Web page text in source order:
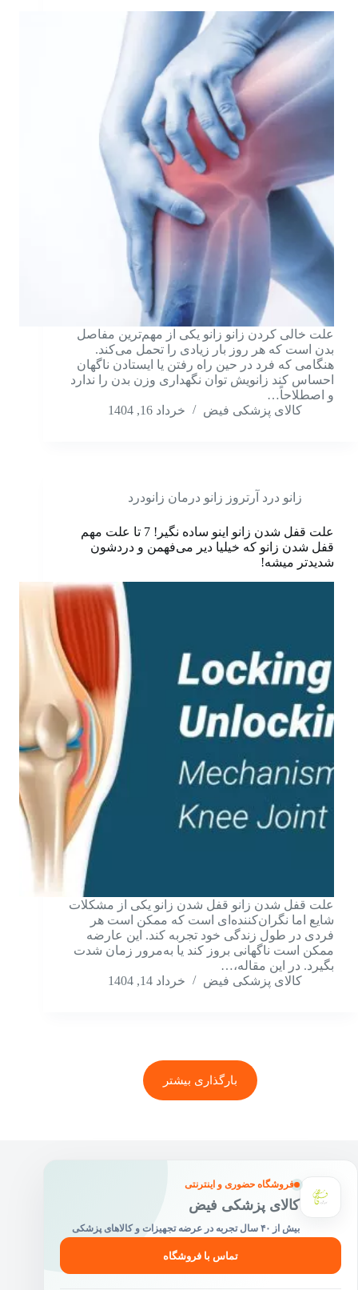
علت خالی کردن زانو زانو یکی از مهم‌ترین مفاصل
بدن است که هر روز بار زیادی را تحمل می‌کند.
هنگامی که فرد در حین راه رفتن یا ایستادن ناگهان
احساس کند زانویش توان نگهداری وزن بدن را ندارد
و اصطلاحاً…
کالای پزشکی فیض
خرداد 16, 1404
زانو درد آرتروز زانو درمان زانودرد
علت قفل شدن زانو اینو ساده نگیر! 7 تا علت مهم
قفل شدن زانو که خیلیا دیر می‌فهمن و دردشون
شدیدتر میشه!
علت قفل شدن زانو قفل شدن زانو یکی از مشکلات
شایع اما نگران‌کننده‌ای است که ممکن است هر
فردی در طول زندگی خود تجربه کند. این عارضه
ممکن است ناگهانی بروز کند یا به‌مرور زمان شدت
بگیرد. در این مقاله،…
کالای پزشکی فیض
خرداد 14, 1404
بارگذاری بیشتر
فروشگاه حضوری و اینترنتی
کالای پزشکی فیض
بیش از ۴۰ سال تجربه در عرضه تجهیزات و کالاهای پزشکی
تماس با فروشگاه